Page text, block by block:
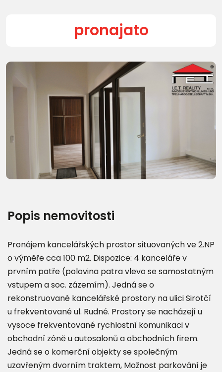
pronajato
Další fotografie (12)
Popis nemovitosti
Pronájem kancelářských prostor situovaných ve 2.NP
o výměře cca 100 m2. Dispozice: 4 kanceláře v
prvním patře (polovina patra vlevo se samostatným
vstupem a soc. zázemím). Jedná se o
rekonstruované kancelářské prostory na ulici Sirotčí
u frekventované ul. Rudné. Prostory se nacházejí u
vysoce frekventované rychlostní komunikaci v
obchodní zóně u autosalonů a obchodních firem.
Jedná se o komerční objekty se společným
uzavřeným dvorním traktem, Možnost parkování je